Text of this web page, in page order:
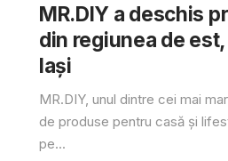
MR.DIY a deschis
din regiunea de
Iași
MR.DIY, unul dintre cei mai
de produse pentru casă și
pe...